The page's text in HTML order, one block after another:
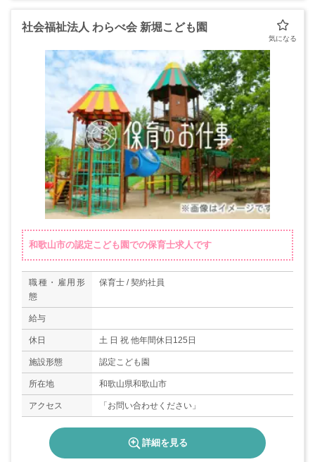
社会福祉法人 わらべ会 新堀こども園
和歌山市の認定こども園での保育士求人です
職種・雇用形
態
保育士 / 契約社員
給与
休日 土 日 祝 他年間休日125日
施設形態 認定こども園
所在地 和歌山県和歌山市
アクセス 「お問い合わせください」
詳細を見る